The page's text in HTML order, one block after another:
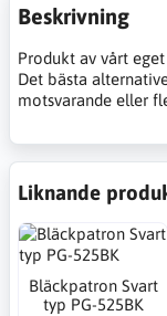
Beskrivning
Produkt av vårt
Det bästa
motsvarande eller
Liknande
Bläckpatron Svart
typ PG-525BK